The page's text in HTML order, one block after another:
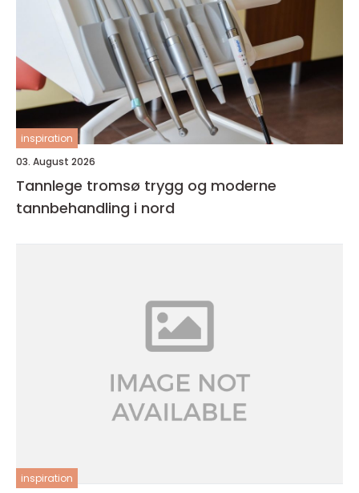
inspiration
03. August 2026
Tannlege tromsø trygg og moderne
tannbehandling i nord
inspiration